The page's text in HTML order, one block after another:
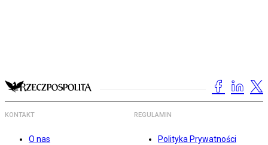
KONTAKT
O nas
REGULAMIN
Polityka Prywatności